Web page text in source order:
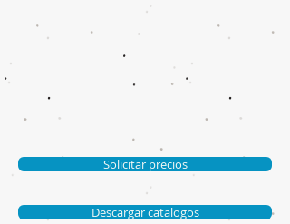
Solicitar precios
Descargar catalogos